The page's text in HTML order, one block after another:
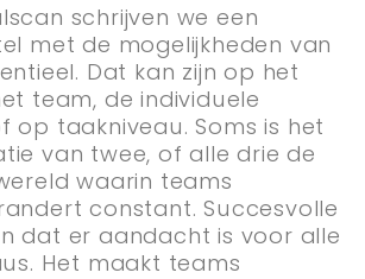
schrijven we een
met de mogelijkheden van
Dat kan zijn op het
team, de individuele
op taakniveau. Soms is het
van twee, of alle drie de
waarin teams
constant. Succesvolle
dat er aandacht is voor alle
Het maakt teams